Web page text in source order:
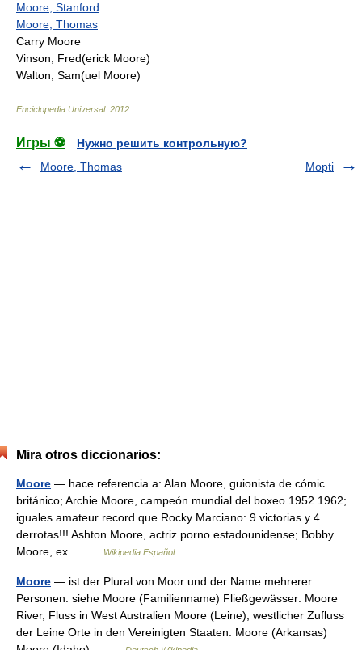
Moore, Stanford
Moore, Thomas
Carry Moore
Vinson, Fred(erick Moore)
Walton, Sam(uel Moore)
Enciclopedia Universal. 2012
Игры ⚽
Нужно решить контрольную?
Moore, Thomas
Mopti
Mira otros diccionarios:
Moore — hace referencia a: Alan Moore, guionista de cómic
británico; Archie Moore, campeón mundial del boxeo 1952 1962;
iguales amateur record que Rocky Marciano: 9 victorias y 4
derrotas!!! Ashton Moore, actriz porno estadounidense; Bobby
Moore, ex… …
Wikipedia Español
Moore — ist der Plural von Moor und der Name mehrerer
Personen: siehe Moore (Familienname) Fließgewässer: Moore
River, Fluss in West Australien Moore (Leine), westlicher Zufluss
der Leine Orte in den Vereinigten Staaten: Moore (Arkansas)